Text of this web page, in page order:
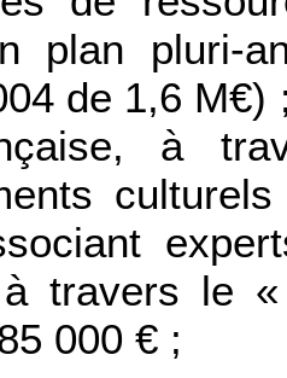
plan pluri-
de 1,6
à
à travers le
000 € ;